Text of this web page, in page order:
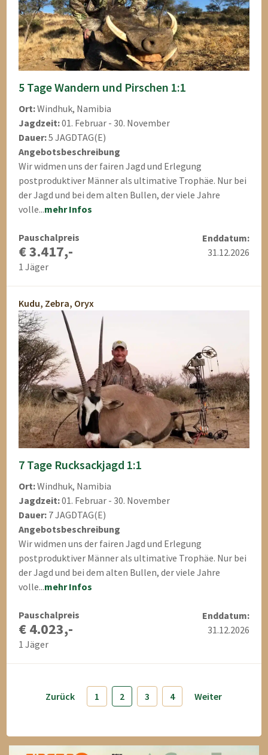
5 Tage Wandern und Pirschen 1:1
Ort:Windhuk, Namibia
Jagdzeit:01. Februar - 30. November
Dauer:5 JAGDTAG(E)
Angebotsbeschreibung
Wir widmen uns der fairen Jagd und Erlegung
postproduktiver Männer als ultimative Trophäe. Nur bei
der Jagd und bei dem alten Bullen, der viele Jahre
volle...mehr Infos
Pauschalpreis
€ 3.417,-
1 Jäger
Enddatum:
31.12.2026
Kudu, Zebra, Oryx
7 Tage Rucksackjagd 1:1
Ort:Windhuk, Namibia
Jagdzeit:01. Februar - 30. November
Dauer: 7 JAGDTAG(E)
Angebotsbeschreibung
Wir widmen uns der fairen Jagd und Erlegung
postproduktiver Männer als ultimative Trophäe. Nur bei
der Jagd und bei dem alten Bullen, der viele Jahre
volle...mehr Infos
Pauschalpreis
€ 4.023,-
1 Jäger
Enddatum:
31.12.2026
Zurück 1 2 3 4 Weiter